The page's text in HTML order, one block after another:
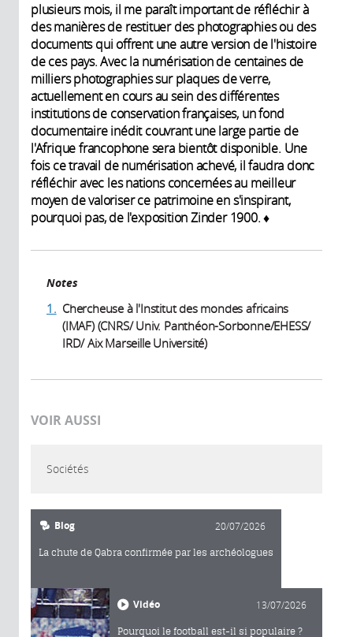
plusieurs mois, il me paraît important de réfléchir à
des manières de restituer des photographies ou des
documents qui offrent une autre version de l'histoire
de ces pays. Avec la numérisation de centaines de
milliers photographies sur plaques de verre,
actuellement en cours au sein des différentes
institutions de conservation françaises, un fond
documentaire inédit couvrant une large partie de
l'Afrique francophone sera bientôt disponible. Une
fois ce travail de numérisation achevé, il faudra donc
réfléchir avec les nations concernées au meilleur
moyen de valoriser ce patrimoine en s'inspirant,
pourquoi pas, de l'exposition Zinder 1900. ♦
Notes
1. Chercheuse à l'Institut des mondes africains
(IMAF) (CNRS/ Univ. Panthéon-Sorbonne/EHESS/
IRD/ Aix Marseille Université)
VOIR AUSSI
Sociétés
Blog 20/07/2026
La chute de Qabra confirmée par les archéologues
Vidéo 13/07/2026
Pourquoi le football est-il si populaire ?